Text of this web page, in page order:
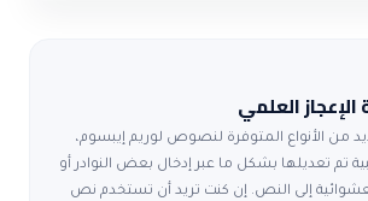
العلمي
من الأنواع المتوفرة لنصوص لوريم إيبسوم،
تم تعديلها بشكل ما عبر إدخال بعض النوادر أو
إلى النص. إن كنت تريد أن تستخدم نص